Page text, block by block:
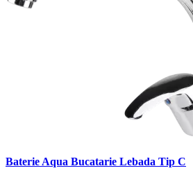
Baterie Aqua Bucatarie Lebada Tip C